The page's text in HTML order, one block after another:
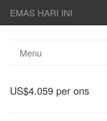
EMAS HARI INI
Menu
US$4.059 per ons